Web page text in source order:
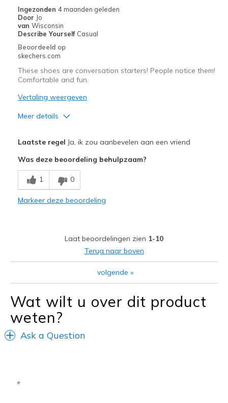
Width
Feels true to width
Sizing
View On Shoes
Shoes are for Wearing
Ingezonden 4 maanden geleden
Door Jo
van Wisconsin
Describe Yourself Casual
Beoordeeld op
skechers.com
These shoes are conversation starters! People notice them!
Comfortable and fun.
Vertaling weergeven
Meer details
Breathe Well
Comfortable
Beste toepassingen
Casual Wear
Sizing
Feels true to size
View On Shoes
Shoes are for Wearing
Laatste regel Ja, ik zou aanbevelen aan een vriend
Was deze beoordeling behulpzaam?
1 0
Markeer deze beoordeling
Laat beoordelingen zien 1-10
Terug naar boven
volgende »
Wat wilt u over dit product
weten?
Ask a Question